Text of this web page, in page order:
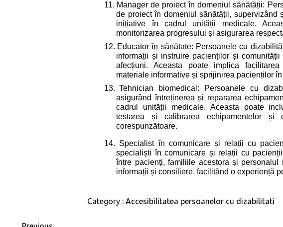
11. Manager de proiect în domeniul sănătății:
de proiect în domeniul sănătății, supervizând
inițiative în cadrul unității medicale.
monitorizarea progresului și asigurarea
12. Educator în sănătate: Persoanele cu
informații și instruire pacienților și
afecțiuni. Aceasta poate implica
materiale informative și sprijinirea pacienților
13. Tehnician biomedical: Persoanele cu
asigurând întreținerea și repararea
cadrul unității medicale. Aceasta poate
testarea și calibrarea echipamentelor și
corespunzătoare.
14. Specialist în comunicare și relații cu
specialiști în comunicare și relații cu
între pacienți, familiile acestora și
informații și consiliere, facilitând o experiență
Category : Accesibilitatea persoanelor cu dizabilitati